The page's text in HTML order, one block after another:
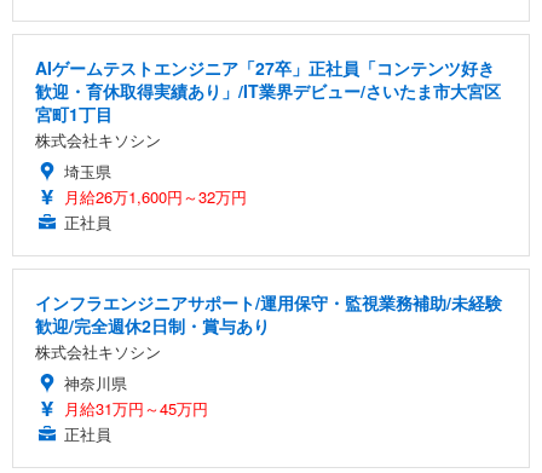
AIゲームテストエンジニア「27卒」正社員「コンテンツ好き
歓迎・育休取得実績あり」/IT業界デビュー/さいたま市大宮区
宮町1丁目
株式会社キソシン
埼玉県
月給26万1,600円～32万円
正社員
インフラエンジニアサポート/運用保守・監視業務補助/未経験
歓迎/完全週休2日制・賞与あり
株式会社キソシン
神奈川県
月給31万円～45万円
正社員